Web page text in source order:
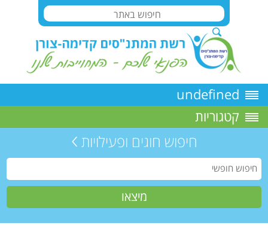
undefined
קטגוריות
חיפוש חוגים ופעילויות